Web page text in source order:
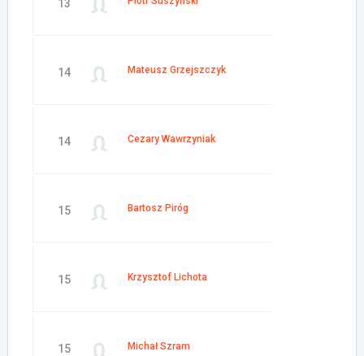
13
14 Mateusz Grzejszczyk
14 Cezary Wawrzyniak
15 Bartosz Piróg
15 Krzysztof Lichota
15 Michał Szram